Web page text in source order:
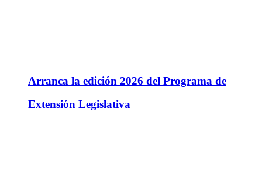
Arranca la edición 2026 del Programa de
Extensión Legislativa